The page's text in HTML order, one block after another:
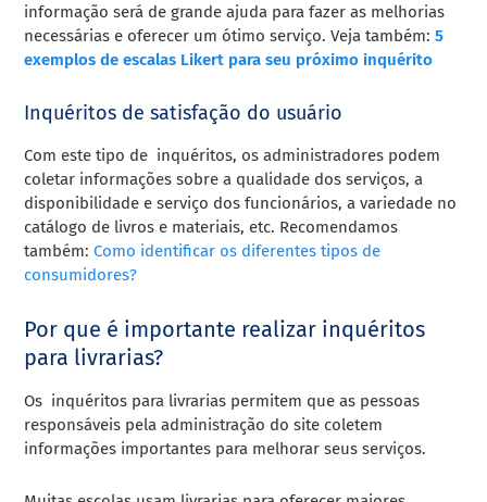
informação será de grande ajuda para fazer as melhorias
necessárias e oferecer um ótimo serviço. Veja também:5
exemplos de escalas Likert para seu próximo inquérito
Inquéritos de satisfação do usuário
Com este tipo de inquéritos, os administradores podem
coletar informações sobre a qualidade dos serviços, a
disponibilidade e serviço dos funcionários, a variedade no
catálogo de livros e materiais, etc. Recomendamos
também:Como identificar os diferentes tipos de
consumidores?
Por que é importante realizar inquéritos
para livrarias?
Os inquéritos para livrarias permitem que as pessoas
responsáveis pela administração do site coletem
informações importantes para melhorar seus serviços.